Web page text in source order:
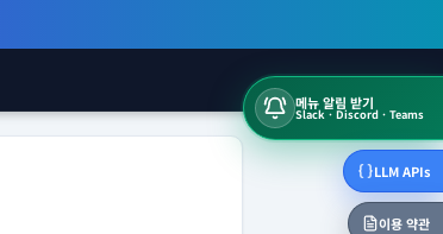
메뉴 알림 받기
Slack · Discord · Teams
LLM APIs
이용 약관